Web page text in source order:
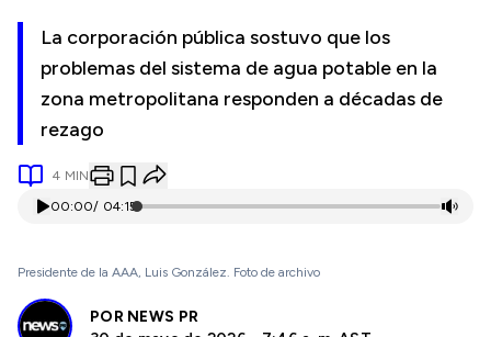
La corporación pública sostuvo que los
problemas del sistema de agua potable en la
zona metropolitana responden a décadas de
rezago
4 MIN
00:00/ 04:15
Presidente de la AAA, Luis González. Foto de archivo
POR NEWS PR